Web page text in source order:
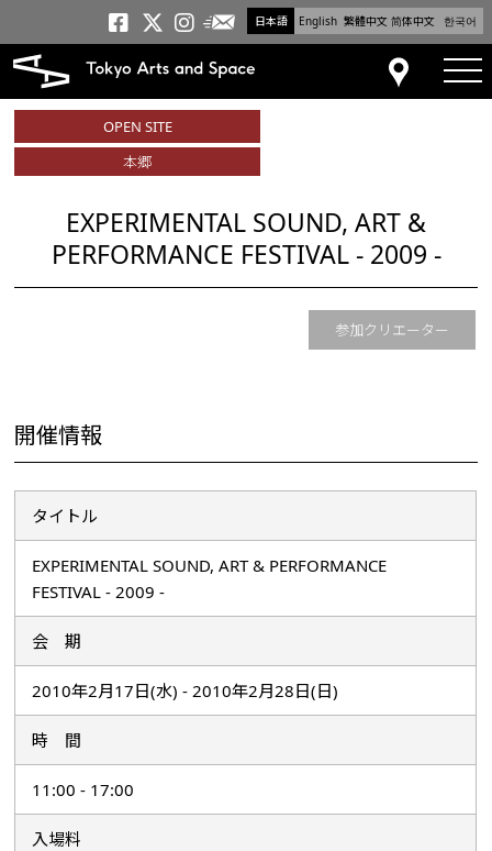
日本語 English 繁體中文 简体中文 한국어
トーキョーアーツアンド
トーキョーアーツアンド
トーキョーアーツア
メールニュース
アクセス
OPEN SITE
本郷
EXPERIMENTAL SOUND, ART &
PERFORMANCE FESTIVAL - 2009 -
参加クリエーター
開催情報
タイトル
EXPERIMENTAL SOUND, ART & PERFORMANCE
FESTIVAL - 2009 -
会 期
2010年2月17日(水) - 2010年2月28日(日)
時 間
11:00 - 17:00
入場料